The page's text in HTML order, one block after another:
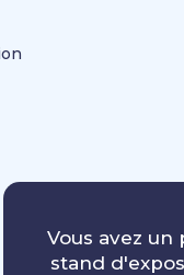
Vous avez un
stand